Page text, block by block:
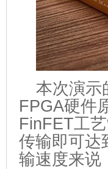
本次演示
FPGA硬件
FinFET工
传输即可达
输速度来说